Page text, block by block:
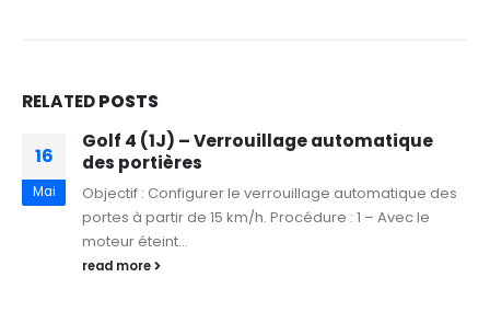
RELATEDPOSTS
16
Mai
Golf 4 (1J) – Verrouillage automatique
des portières
Objectif : Configurer le verrouillage automatique des
portes à partir de 15 km/h. Procédure : 1 – Avec le
moteur éteint...
read more